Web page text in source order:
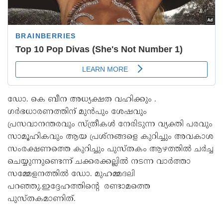
ഡോ. കെ ബീന അധ്യക്ഷത വഹിക്കും .
ഗർഭധാരണത്തിന് മുൻപും ശേഷവും
പ്രസവാനന്തരവും സ്ത്രീകൾ നേരിടുന്ന വ്യക്തി പരവും
സാമൂഹികവും ആയ പ്രശ്‌നങ്ങളെ കുറിച്ചും അവകാശ
സംരക്ഷണത്തെ കുറിച്ചും പുസ്തകം ആഴത്തിൽ ചർച്ച
ചെയ്യുന്നുണ്ടെന്ന് ചക്കരക്കല്ലിൽ നടന്ന വാർത്താ
സമ്മേളനത്തിൽ ഡോ. മുഹമ്മദലി
പറഞ്ഞു.ഇദ്ദേഹത്തിന്റെ രണ്ടാമത്തെ
പുസ്തകമാണിത്.